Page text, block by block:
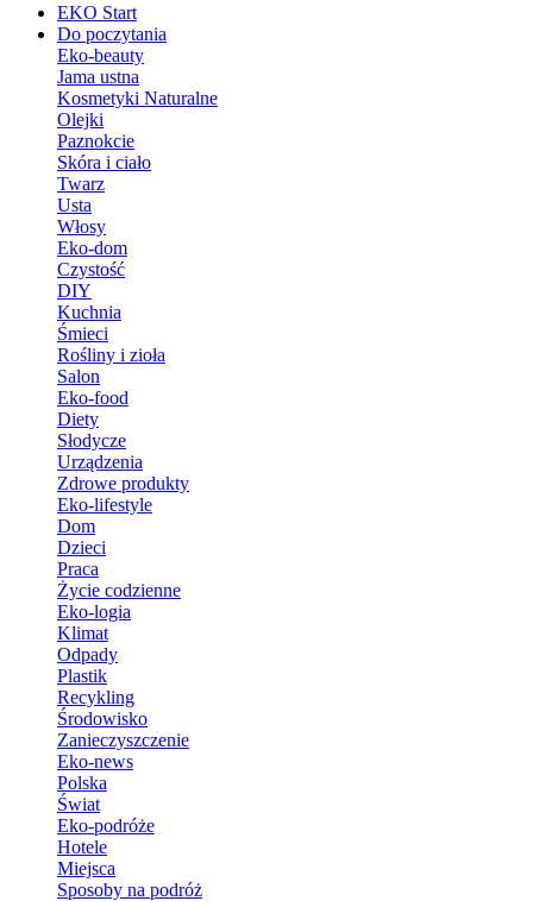
EKO Start
Do poczytania
Eko-beauty
Jama ustna
Kosmetyki Naturalne
Olejki
Paznokcie
Skóra i ciało
Twarz
Usta
Włosy
Eko-dom
Czystość
DIY
Kuchnia
Śmieci
Rośliny i zioła
Salon
Eko-food
Diety
Słodycze
Urządzenia
Zdrowe produkty
Eko-lifestyle
Dom
Dzieci
Praca
Życie codzienne
Eko-logia
Klimat
Odpady
Plastik
Recykling
Środowisko
Zanieczyszczenie
Eko-news
Polska
Świat
Eko-podróże
Hotele
Miejsca
Sposoby na podróż